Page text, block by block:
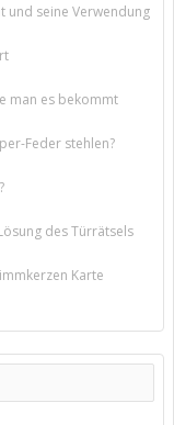
und seine Verwendung
man es bekommt
Feder stehlen?
des Türrätsels
Karte